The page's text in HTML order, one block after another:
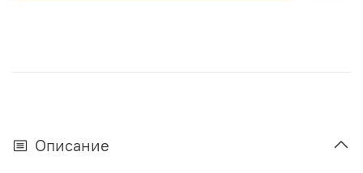
Описание